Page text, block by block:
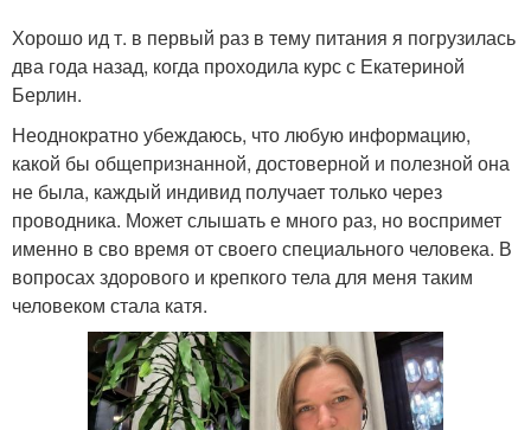
Хорошо ид т. в первый раз в тему питания я погрузилась
два года назад, когда проходила курс с Екатериной
Берлин.
Неоднократно убеждаюсь, что любую информацию,
какой бы общепризнанной, достоверной и полезной она
не была, каждый индивид получает только через
проводника. Может слышать е много раз, но воспримет
именно в сво время от своего специального человека. В
вопросах здорового и крепкого тела для меня таким
человеком стала катя.